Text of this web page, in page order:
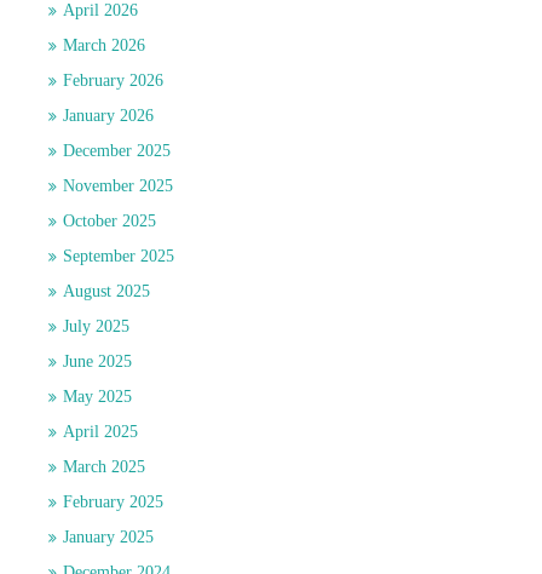
April 2026
March 2026
February 2026
January 2026
December 2025
November 2025
October 2025
September 2025
August 2025
July 2025
June 2025
May 2025
April 2025
March 2025
February 2025
January 2025